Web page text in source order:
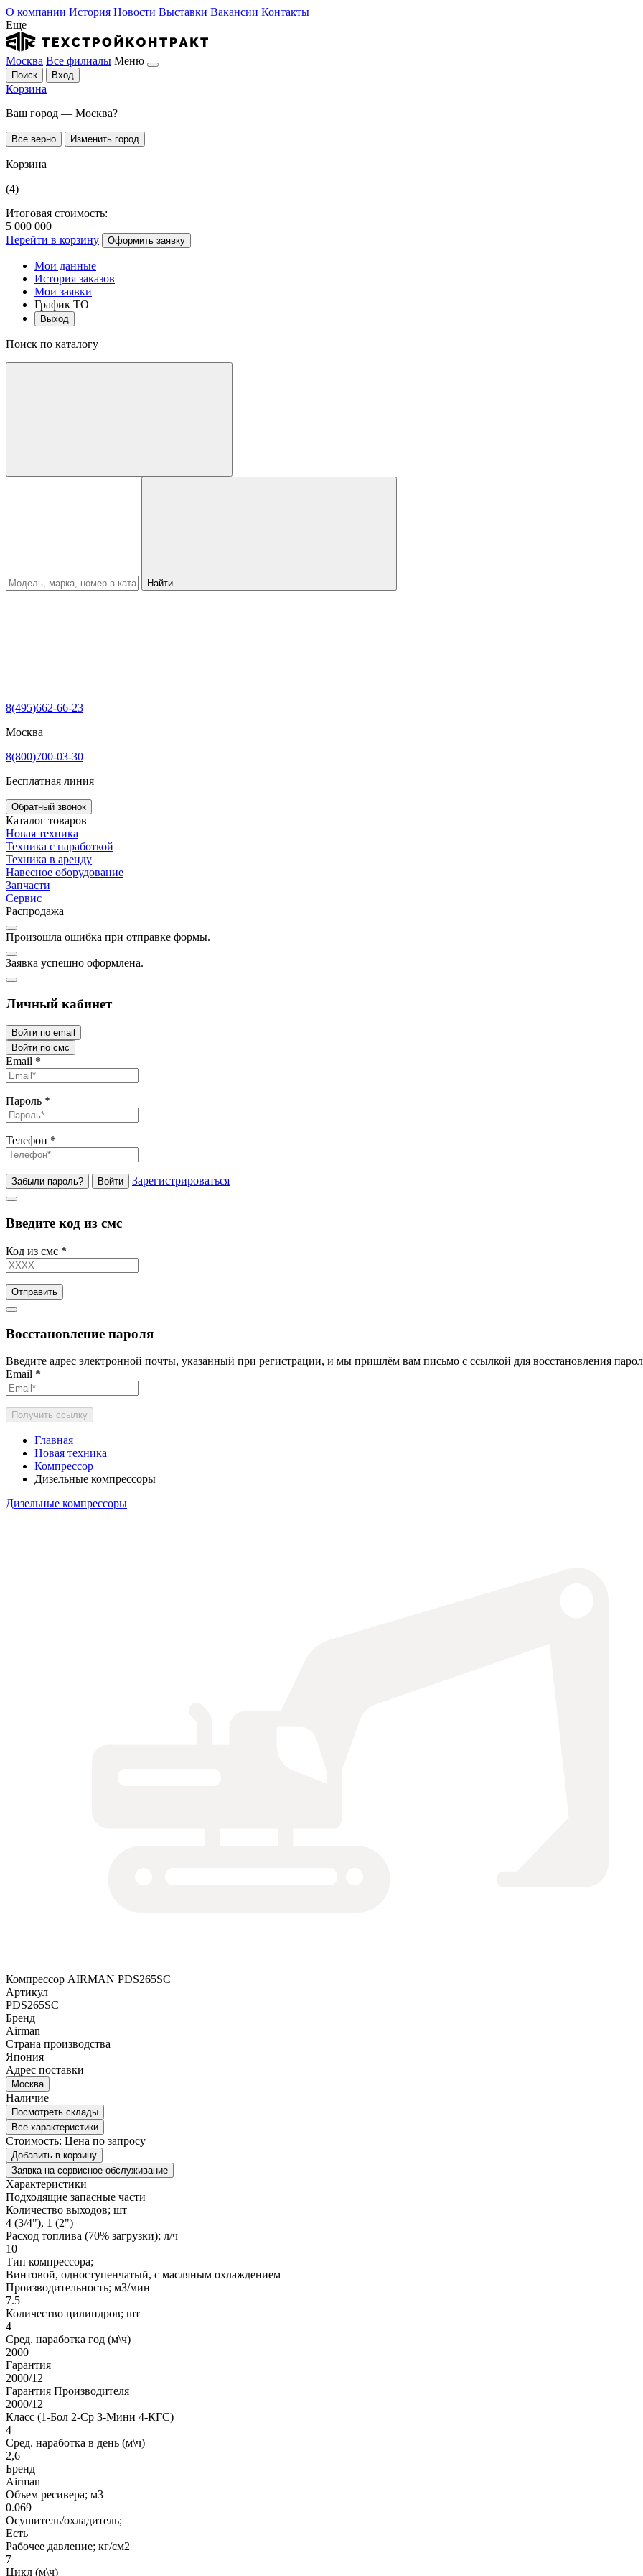
О компании История Новости Выставки Вакансии Контакты
Еще
Москва Все филиалы Меню
Поиск Вход
Корзина
Ваш город — Москва?
Все верно Изменить город
Корзина
(4)
Итоговая стоимость:
5 000 000
Перейти в корзину
Оформить заявку
Мои данные
История заказов
Мои заявки
График ТО
Выход
Поиск по каталогу
Найти
8(495)662-66-23
Москва
8(800)700-03-30
Бесплатная линия
Обратный звонок
Каталог товаров
Новая техника
Техника с наработкой
Техника в аренду
Навесное оборудование
Запчасти
Сервис
Распродажа
Произошла ошибка при отправке формы.
Заявка успешно оформлена.
Личный кабинет
Войти по email
Войти по смс
Email *
Пароль *
Телефон *
Забыли пароль? Войти Зарегистрироваться
Введите код из смс
Код из смс *
Отправить
Восстановление пароля
Введите адрес электронной почты, указанный при регистрации, и мы пришлём вам письмо с ссылкой для восстановления
Email *
Получить ссылку
Главная
Новая техника
Компрессор
Дизельные компрессоры
Дизельные компрессоры
Компрессор AIRMAN PDS265SC
Артикул
PDS265SC
Бренд
Airman
Страна производства
Япония
Адрес поставки
Москва
Наличие
Посмотреть склады
Все характеристики
Стоимость: Цена по запросу
Добавить в корзину
Заявка на сервисное обслуживание
Характеристики
Подходящие запасные части
Количество выходов; шт
4 (3/4"), 1 (2")
Расход топлива (70% загрузки); л/ч
10
Тип компрессора;
Винтовой, одноступенчатый, с масляным охлаждением
Производительность; м3/мин
7.5
Количество цилиндров; шт
4
Сред. наработка год (м\ч)
2000
Гарантия
2000/12
Гарантия Производителя
2000/12
Класс (1-Бол 2-Ср 3-Мини 4-КГС)
4
Сред. наработка в день (м\ч)
2,6
Бренд
Airman
Объем ресивера; м3
0.069
Осушитель/охладитель;
Есть
Рабочее давление; кг/см2
7
Цикл (м\ч)